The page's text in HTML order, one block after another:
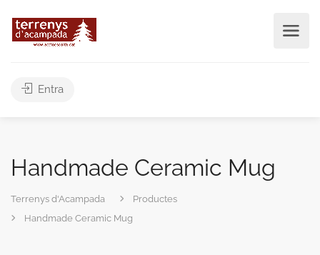
Entra
Handmade Ceramic Mug
Terrenys d'Acampada
Productes
Handmade Ceramic Mug